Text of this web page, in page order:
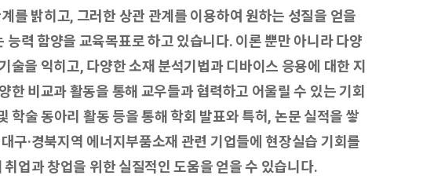
를 밝히고, 그러한 상관 관계를 이용하여 원하는 성질을 얻을
력 함양을 교육목표로 하고 있습니다. 이론 뿐만 아니라 다양
술을 익히고, 다양한 소재 분석기법과 디바이스 응용에 대한 지
한 비교과 활동을 통해 교우들과 협력하고 어울릴 수 있는 기회
학술 동아리 활동 등을 통해 학회 발표와 특허, 논문 실적을 쌓
구·경북지역 에너지부품소재 관련 기업들에 현장실습 기회를
업과 창업을 위한 실질적인 도움을 얻을 수 있습니다.